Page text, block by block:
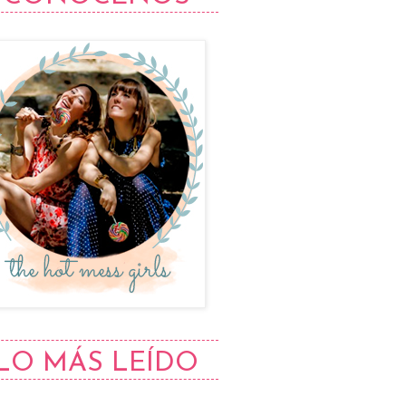
MÁS LEÍDO